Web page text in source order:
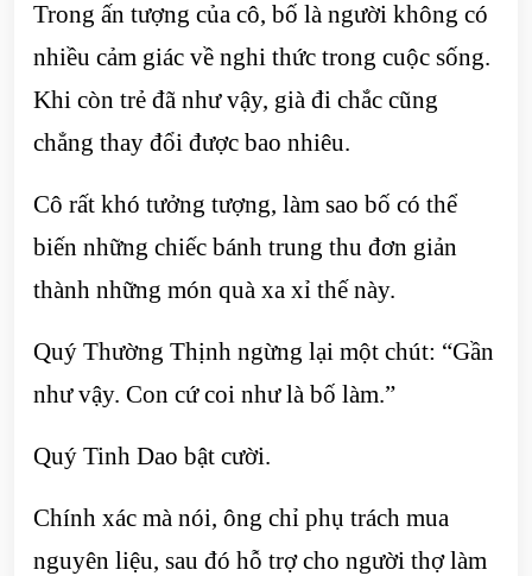
Trong ấn tượng của cô, bố là người không có
nhiều cảm giác về nghi thức trong cuộc sống.
Khi còn trẻ đã như vậy, già đi chắc cũng
chẳng thay đổi được bao nhiêu.
Cô rất khó tưởng tượng, làm sao bố có thể
biến những chiếc bánh trung thu đơn giản
thành những món quà xa xỉ thế này.
Quý Thường Thịnh ngừng lại một chút: “Gần
như vậy. Con cứ coi như là bố làm.”
Quý Tinh Dao bật cười.
Chính xác mà nói, ông chỉ phụ trách mua
nguyên liệu, sau đó hỗ trợ cho người thợ làm